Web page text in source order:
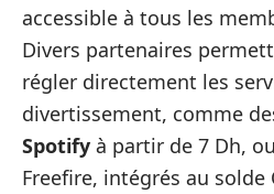
accessible à tous les
Divers partenaires
régler directement les
divertissement, comme
Spotify à partir de 7 Dh,
Freefire, intégrés au solde